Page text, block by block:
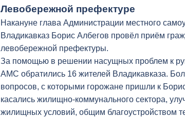
Левобережной префектуре
Накануне глава Администрации местного
Владикавказ Борис Албегов провёл приём
левобережной префектуры.
За помощью в решении насущных проблем к
АМС обратились 16 жителей Владикавказа.
вопросов, с которыми горожане пришли к
касались жилищно-коммунального сектора,
жилищных условий, общим благоустройством